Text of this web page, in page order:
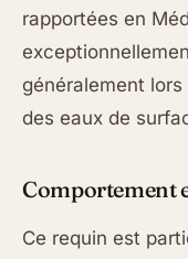
rapportées en
généralement
des eaux de
Comportement
Ce requin est